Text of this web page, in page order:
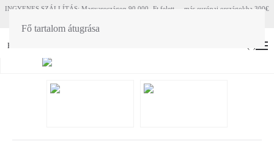
Fő tartalom átugrása
HU
INGYENES SZÁLLÍTÁS: Magyaroszágon 90 000.-Ft felett - más európai országokba 300€